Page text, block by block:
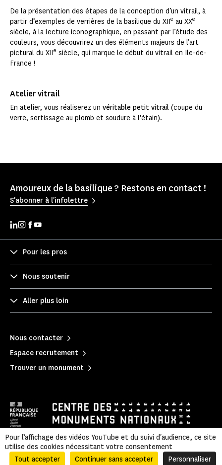
De la présentation des étapes de la conception d’un vitrail, à
partir d’exemples de verrières de la basilique du XIIe au XXe
siècle, à la lecture iconographique, en passant par l’étude des
couleurs, vous découvrirez un des éléments majeurs de l’art
pictural du XIIe siècle, qui marque le début du vitrail en Ile-de-
France !
Atelier vitrail
En atelier, vous réaliserez un véritable petit vitrail (coupe du
verre, sertissage au plomb et soudure à l'étain).
Amoureux de la basilique ? Restons en contact !
S'abonner à l'infolettre
Pour les pros
Nous soutenir
Aller plus loin
Nous contacter
Espace recrutement
Trouver un monument
Mentions légales Politique de confidentialité
|
Informations légales et administratives
| Accessibilité | Plan du site
Pour l’affichage des vidéos YouTube et du suivi d'audience, ce site
utilise des cookies nécessitant votre consentement
Tout accepter
Continuer sans accepter Personnaliser